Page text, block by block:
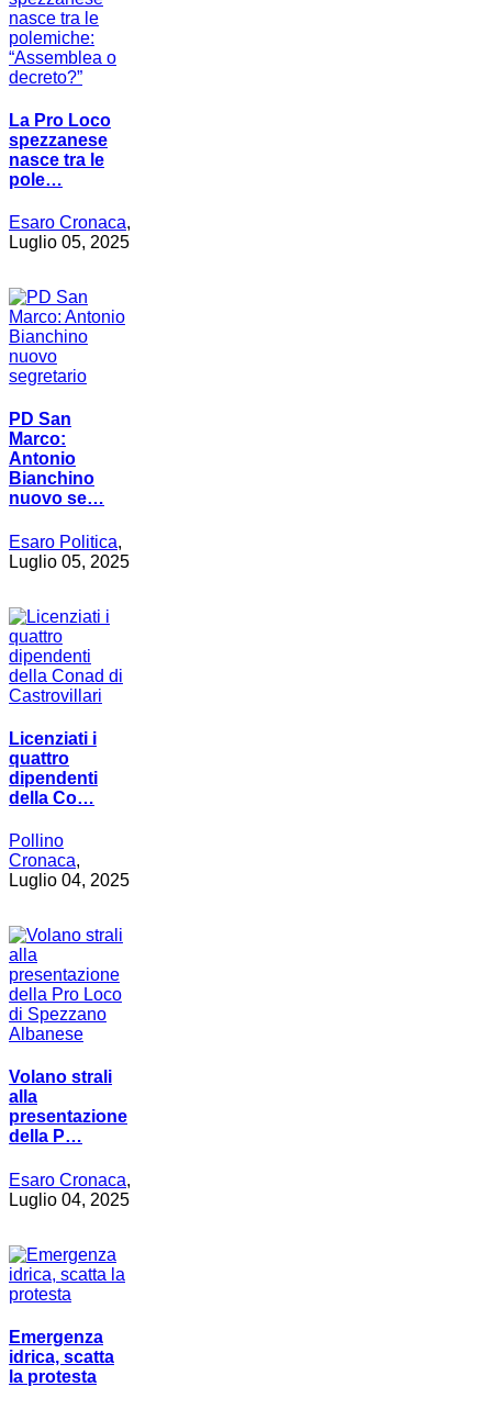
La Pro Loco
spezzanese
nasce tra le
pole…
Esaro Cronaca,
Luglio 05, 2025
PD San
Marco:
Antonio
Bianchino
nuovo se…
Esaro Politica,
Luglio 05, 2025
Licenziati i
quattro
dipendenti
della Co…
Pollino
Cronaca,
Luglio 04, 2025
Volano strali
alla
presentazione
della P…
Esaro Cronaca,
Luglio 04, 2025
Emergenza
idrica, scatta
la protesta